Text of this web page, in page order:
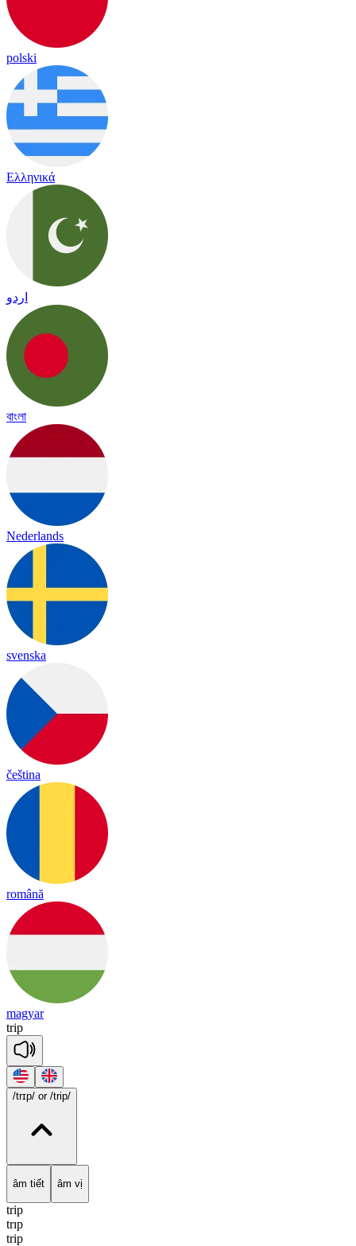
polski
Ελληνικά
اردو
বাংলা
Nederlands
svenska
čeština
română
magyar
trip
/trɪp/ or /trip/
âm tiết âm vị
trip
trɪp
trip